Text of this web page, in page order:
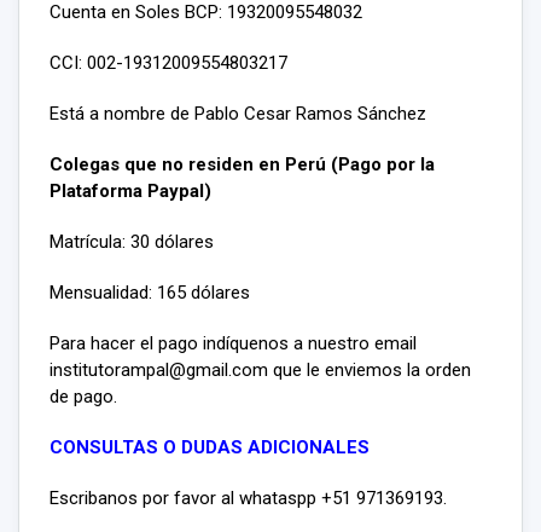
Cuenta en Soles BCP: 19320095548032
CCI: 002-19312009554803217
Está a nombre de Pablo Cesar Ramos Sánchez
Colegas que no residen en Perú (Pago por la
Plataforma Paypal)
Matrícula: 30 dólares
Mensualidad: 165 dólares
Para hacer el pago indíquenos a nuestro email
institutorampal@gmail.com que le enviemos la orden
de pago.
CONSULTAS O DUDAS ADICIONALES
Escribanos por favor al whataspp +51 971369193.